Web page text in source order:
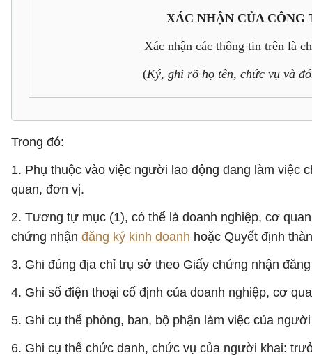
XÁC NHẬN CỦA CÔNG
Xác nhận các thông tin trên là
(Ký, ghi rõ họ tên, chức vụ và
Trong đó:
1. Phụ thuộc vào việc người lao động đang làm việc
quan, đơn vị.
2. Tương tự mục (1), có thể là doanh nghiệp, cơ
chứng nhận đăng ký kinh doanh hoặc Quyết định
3. Ghi đúng địa chỉ trụ sở theo Giấy chứng nhận
4. Ghi số điện thoại cố định của doanh nghiệp, cơ
5. Ghi cụ thể phòng, ban, bộ phận làm việc của
6. Ghi cụ thể chức danh, chức vụ của người khai: